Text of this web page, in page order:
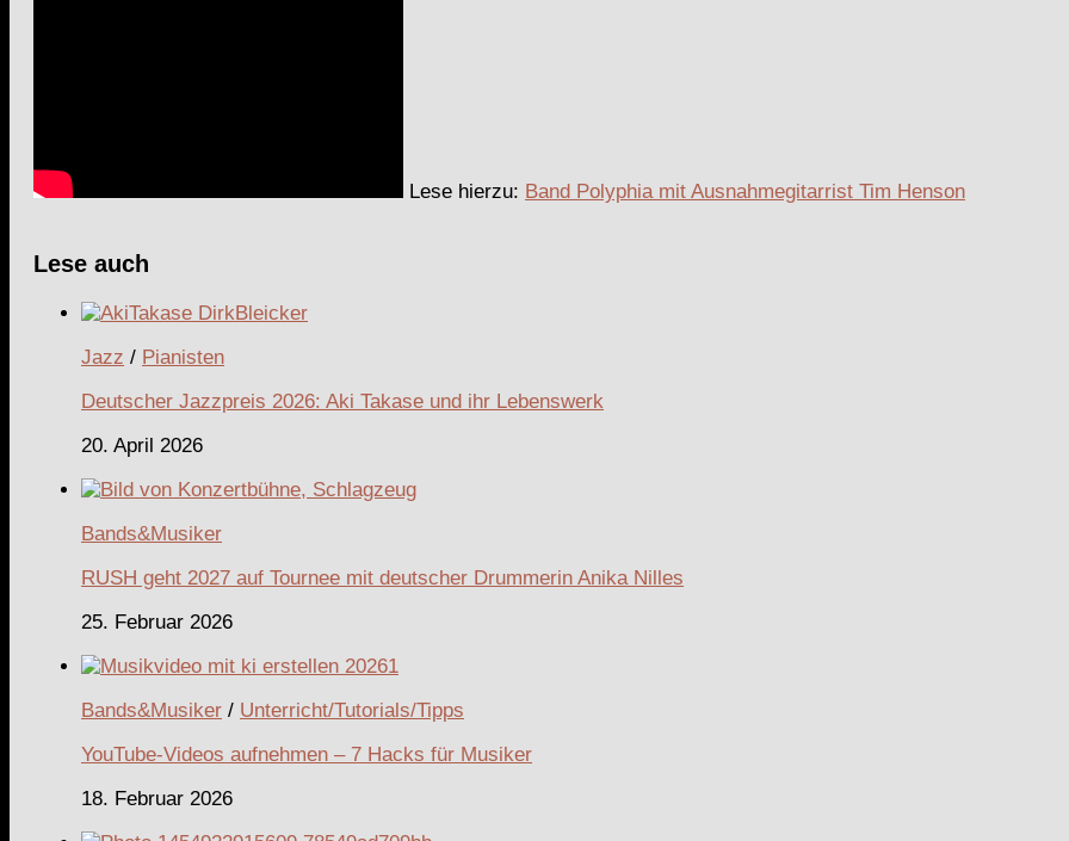
Lese hierzu: Band Polyphia mit Ausnahmegitarrist Tim Henson
Lese auch
Jazz / Pianisten
Deutscher Jazzpreis 2026: Aki Takase und ihr Lebenswerk
20. April 2026
Bands&Musiker
RUSH geht 2027 auf Tournee mit deutscher Drummerin Anika Nilles
25. Februar 2026
Bands&Musiker / Unterricht/Tutorials/Tipps
YouTube-Videos aufnehmen – 7 Hacks für Musiker
18. Februar 2026